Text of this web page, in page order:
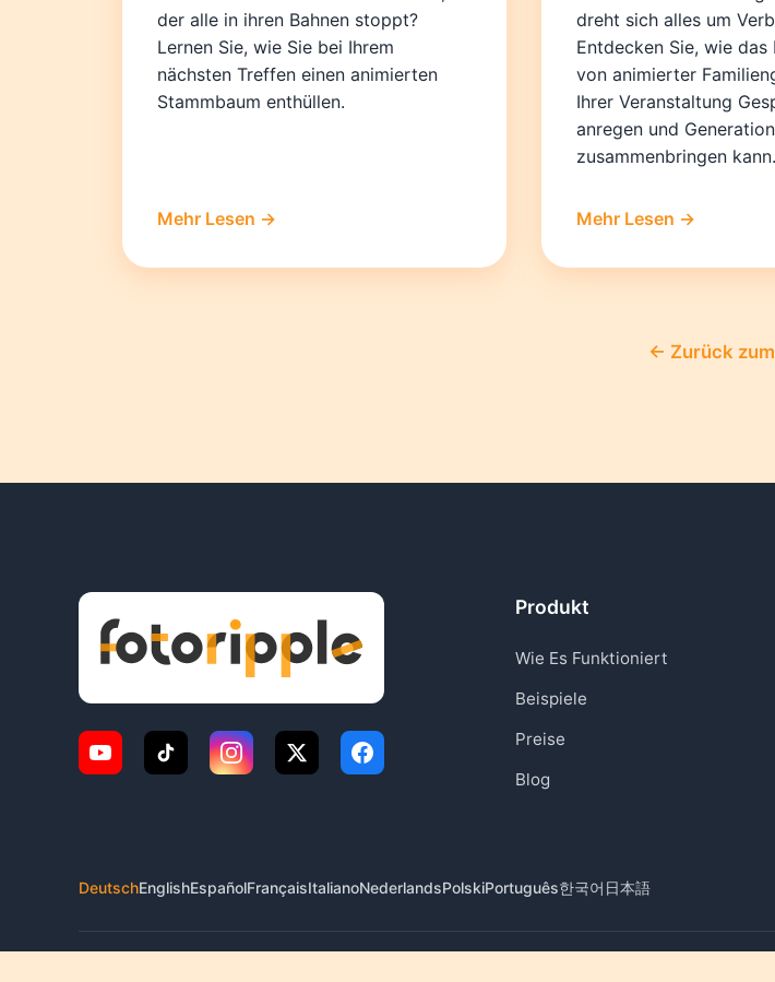
der alle in ihren Bahnen stoppt?
Lernen Sie, wie Sie bei Ihrem
nächsten Treffen einen animierten
Stammbaum enthüllen.
Mehr Lesen →
dreht sich alles um
Entdecken Sie, wie das
von animierter
Ihrer Veranstaltung
anregen und
zusammenbringen kann.
Mehr Lesen →
← Zurück
Produkt
Wie Es Funktioniert
Beispiele
Preise
Blog
DeutschEnglishEspañolFrançaisItalianoNederlandsPolskiPortuguês한국어 日本語